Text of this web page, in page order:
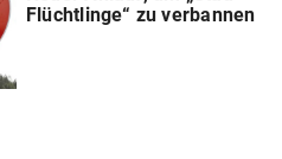
Flüchtlinge“ zu verbannen